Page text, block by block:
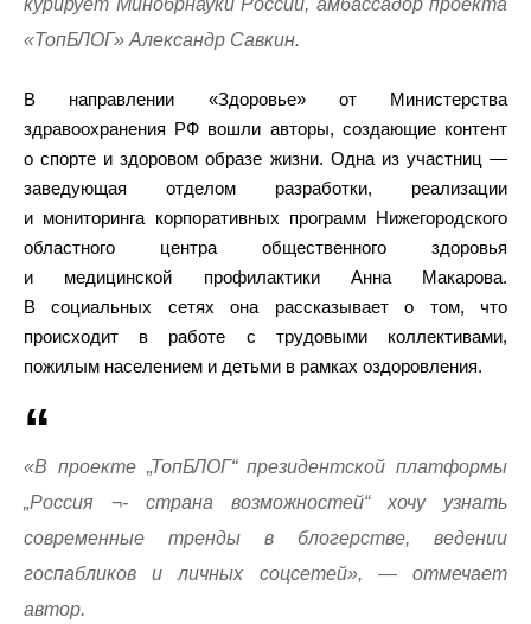
курирует Минобрнауки России, амбассадор проекта
«ТопБЛОГ» Александр Савкин.
В направлении «Здоровье» от Министерства
здравоохранения РФ вошли авторы, создающие контент
о спорте и здоровом образе жизни. Одна из участниц —
заведующая отделом разработки, реализации
и мониторинга корпоративных программ Нижегородского
областного центра общественного здоровья
и медицинской профилактики Анна Макарова.
В социальных сетях она рассказывает о том, что
происходит в работе с трудовыми коллективами,
пожилым населением и детьми в рамках оздоровления.
«В проекте „ТопБЛОГ“ президентской платформы
„Россия ¬- страна возможностей“ хочу узнать
современные тренды в блогерстве, ведении
госпабликов и личных соцсетей», — отмечает
автор.